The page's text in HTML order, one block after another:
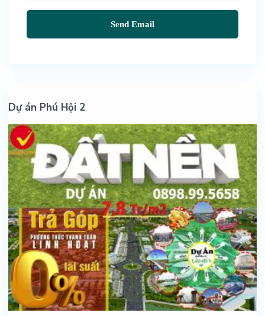
Dự án Phú Hội 2